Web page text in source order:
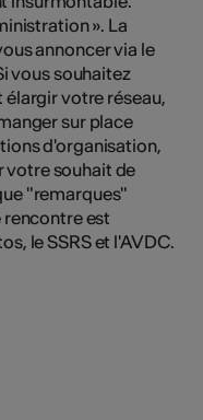
». La
annoncer via le
vous souhaitez
votre réseau,
sur place
d'organisation,
votre souhait de
"remarques"
est
le SSRS et l'AVDC.